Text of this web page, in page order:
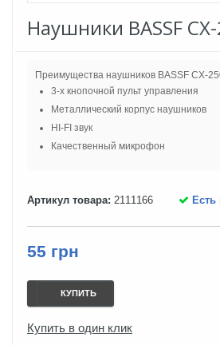
Наушники BASSF
Преимущества наушников BASSF CX-
3-х кнопочной пульт управления
Металлический корпус наушников
HI-FI звук
Качественный микрофон
Артикул товара: 2111166 Есть
55 грн
КУПИТЬ
Купить в один клик